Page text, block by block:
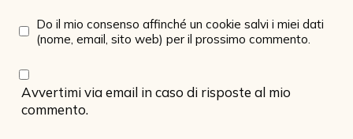
Do il mio consenso affinché un cookie salvi i miei dati
(nome, email, sito web) per il prossimo commento.
Avvertimi via email in caso di risposte al mio
commento.